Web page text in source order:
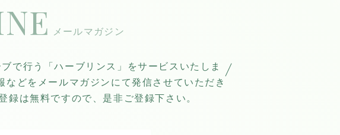
で行う「ハーブリンス」をサービスいたしま
どをメールマガジンにて発信させていただき
は無料ですので、是非ご登録下さい。